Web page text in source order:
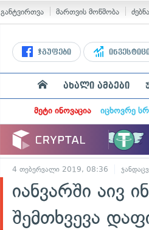
განტვირთვა მართვის მოწმობა ძებნა
ჯგუფები
ახალი ამბები
მეტი ინოვაცია იცხოვრე
4 თებერვალი 2019, 08:36
იანვარში აივ
შემთხვევა